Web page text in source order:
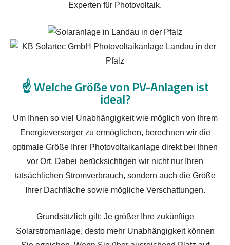
Experten für Photovoltaik.
☝️Welche Größe von PV-Anlagen ist
ideal?
Um Ihnen so viel Unabhängigkeit wie möglich von Ihrem
Energieversorger zu ermöglichen, berechnen wir die
optimale Größe Ihrer Photovoltaikanlage direkt bei Ihnen
vor Ort. Dabei berücksichtigen wir nicht nur Ihren
tatsächlichen Stromverbrauch, sondern auch die Größe
Ihrer Dachfläche sowie mögliche Verschattungen.
Grundsätzlich gilt: Je größer Ihre zukünftige
Solarstromanlage, desto mehr Unabhängigkeit können